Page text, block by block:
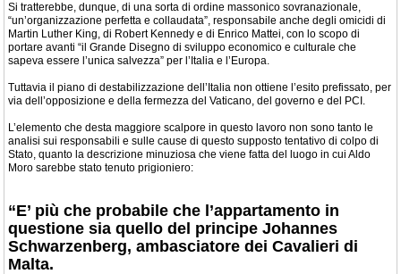
Si tratterebbe, dunque, di una sorta di ordine massonico sovranazionale,
“un’organizzazione perfetta e collaudata”, responsabile anche degli omicidi di
Martin Luther King, di Robert Kennedy e di Enrico Mattei, con lo scopo di
portare avanti “il Grande Disegno di sviluppo economico e culturale che
sapeva essere l’unica salvezza” per l’Italia e l’Europa.
Tuttavia il piano di destabilizzazione dell’Italia non ottiene l’esito prefissato, per
via dell’opposizione e della fermezza del Vaticano, del governo e del PCI.
L’elemento che desta maggiore scalpore in questo lavoro non sono tanto le
analisi sui responsabili e sulle cause di questo supposto tentativo di colpo di
Stato, quanto la descrizione minuziosa che viene fatta del luogo in cui Aldo
Moro sarebbe stato tenuto prigioniero:
“E’ più che probabile che l’appartamento in
questione sia quello del principe Johannes
Schwarzenberg, ambasciatore dei Cavalieri di
Malta.